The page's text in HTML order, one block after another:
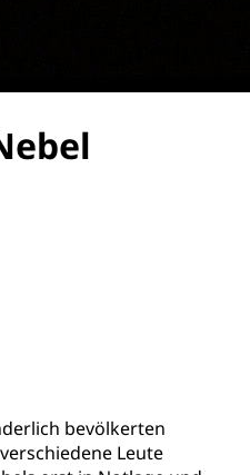
bevölkerten
Leute